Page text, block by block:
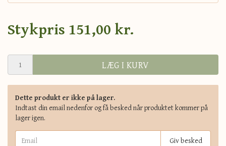
Stykpris 151,00 kr.
LÆG I KURV
Dette produkt er ikke på lager.
Indtast din email nedenfor og få besked når produktet kommer på
lager igen.
Giv besked